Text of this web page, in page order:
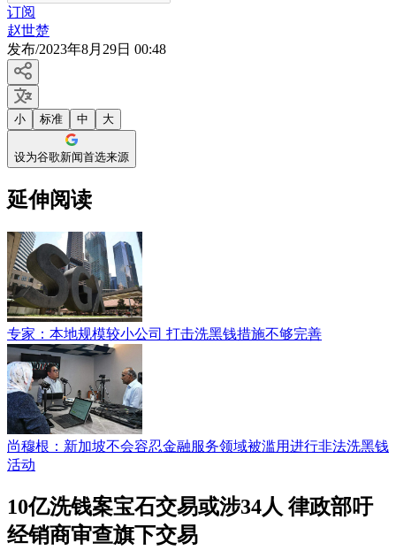
订阅
赵世楚
发布/2023年8月29日 00:48
小 标准 中 大
设为谷歌新闻首选来源
延伸阅读
专家：本地规模较小公司 打击洗黑钱措施不够完善
尚穆根：新加坡不会容忍金融服务领域被滥用进行非法洗黑钱
活动
10亿洗钱案宝石交易或涉34人 律政部吁
经销商审查旗下交易